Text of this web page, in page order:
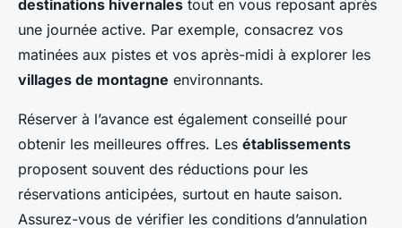
destinations hivernales tout en vous reposant après
une journée active. Par exemple, consacrez vos
matinées aux pistes et vos après-midi à explorer les
villages de montagne environnants.
Réserver à l’avance est également conseillé pour
obtenir les meilleures offres. Les établissements
proposent souvent des réductions pour les
réservations anticipées, surtout en haute saison.
Assurez-vous de vérifier les conditions d’annulation